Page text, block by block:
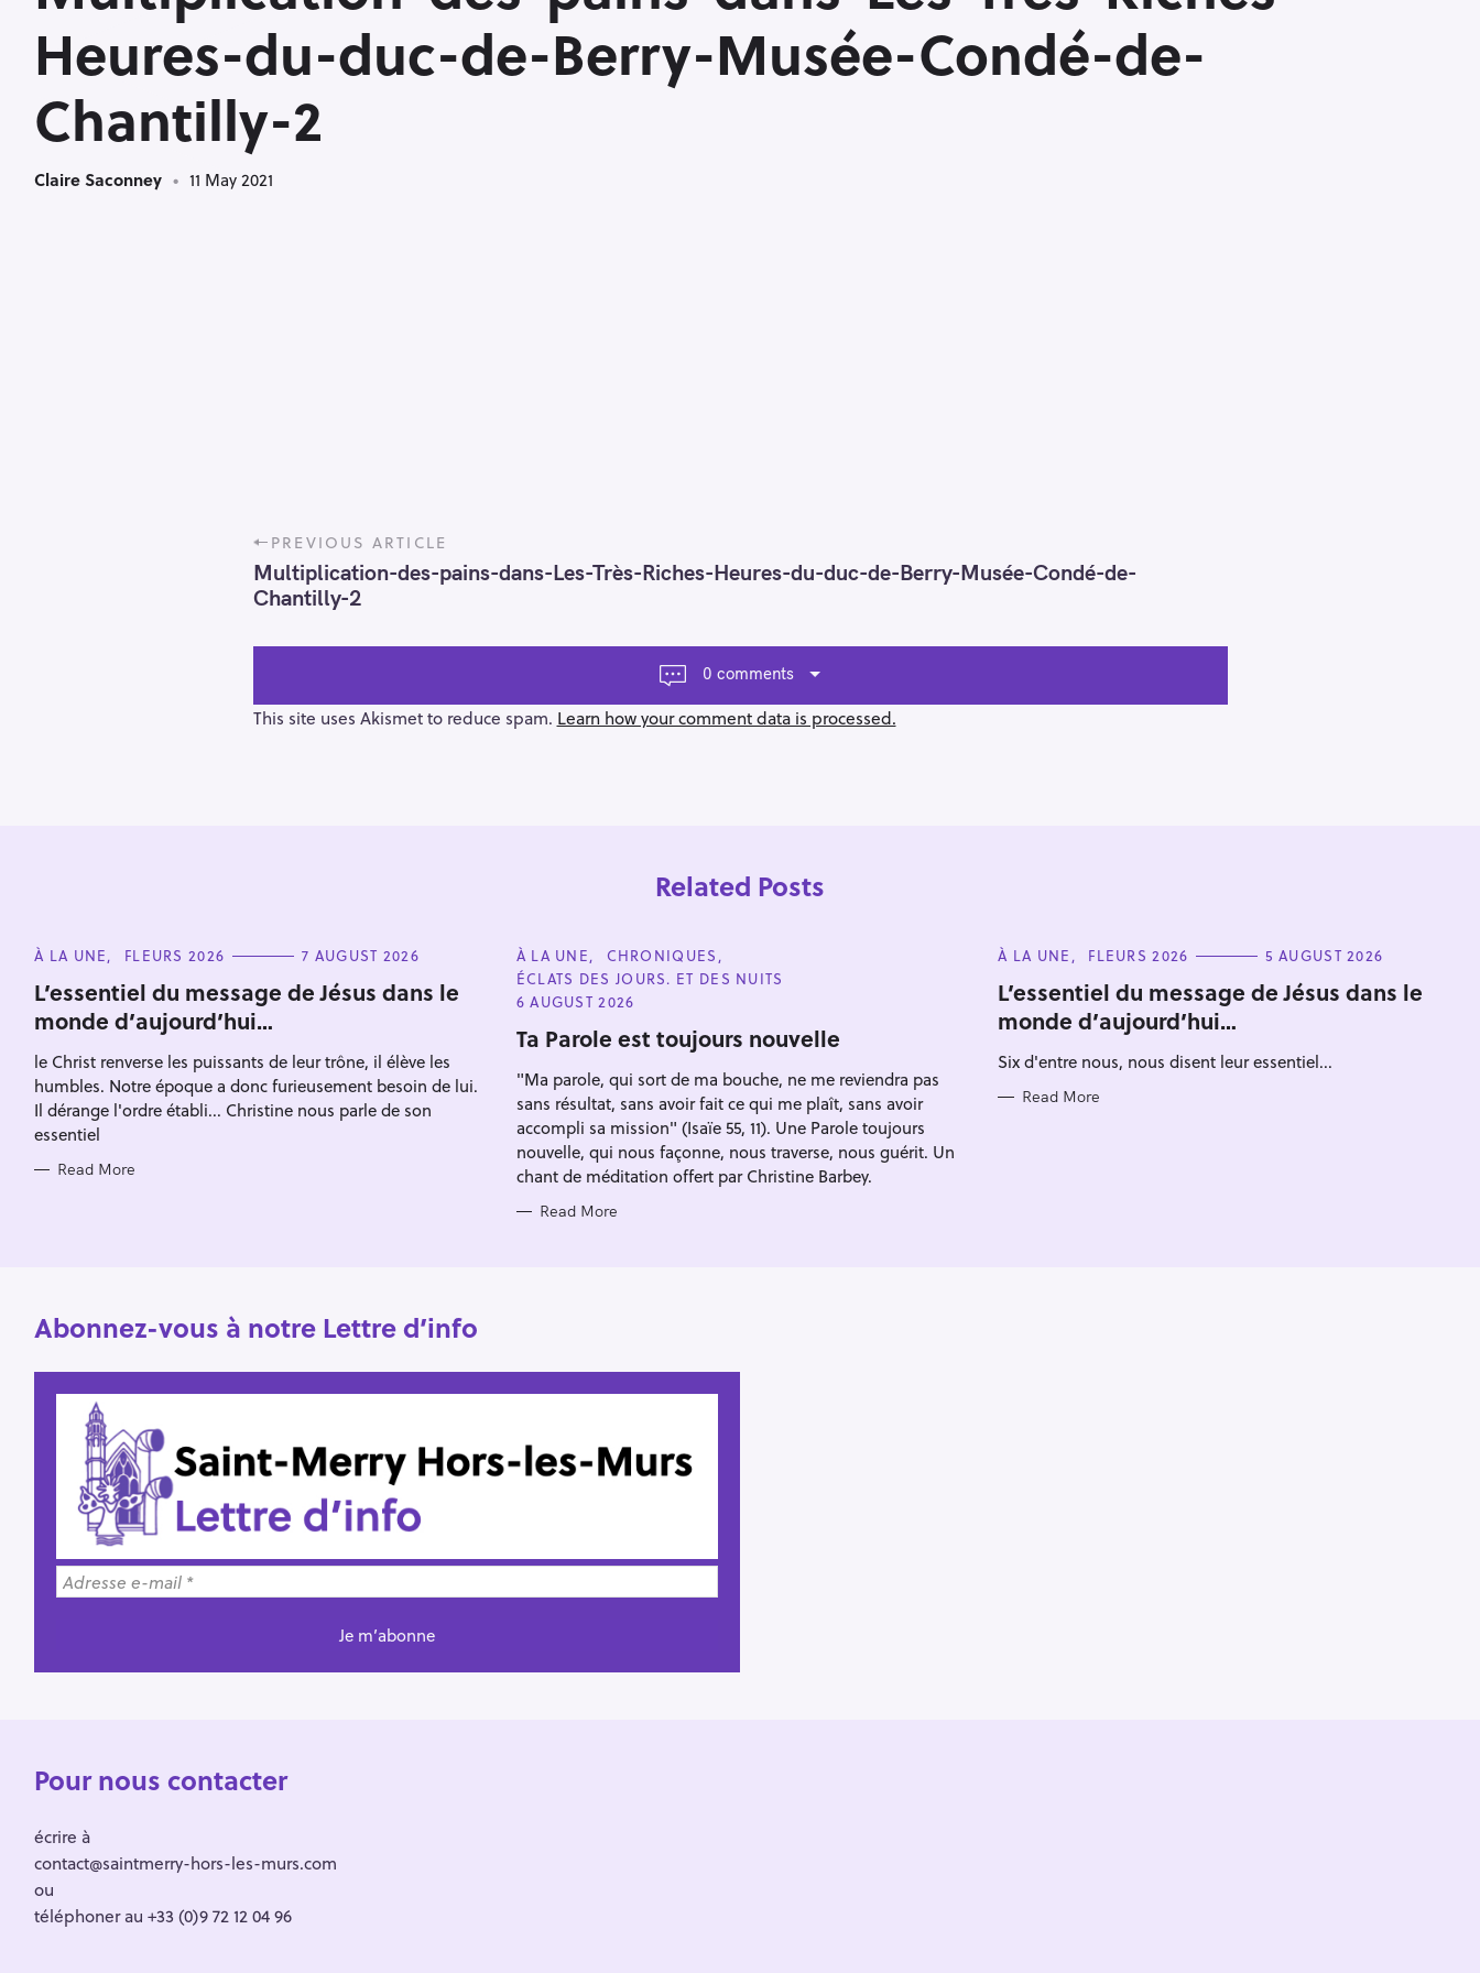
Heures-du-duc-de-Berry-Musée-Condé-de-
Chantilly-2
Claire Saconney 11 May 2021
P
o
s
t
n
v
i
PREVIOUS ARTICLE
Multiplication-des-pains-dans-Les-Très-Riches-Heures-du-duc-de-Berry-Musée-Condé-de-
Chantilly-2
0 comments
This site uses Akismet to reduce spam. Learn how your comment data is processed.
Related Posts
C
T
E
G
O
I
E
S
À LA UNE FLEURS 2026 7 AUGUST 2026
L’essentiel du message de Jésus dans le
monde d’aujourd’hui…
le Christ renverse les puissants de leur trône, il élève les
humbles. Notre époque a donc furieusement besoin de lui.
Il dérange l'ordre établi... Christine nous parle de son
essentiel
Read More
C
A
T
E
O
R
E
À LA UNE
CHRONIQUES
ÉCLATS DES JOURS. ET DES NUITS
6 AUGUST 2026
Ta Parole est toujours nouvelle
"Ma parole, qui sort de ma bouche, ne me reviendra pas
sans résultat, sans avoir fait ce qui me plaît, sans avoir
accompli sa mission" (Isaïe 55, 11). Une Parole toujours
nouvelle, qui nous façonne, nous traverse, nous guérit. Un
chant de méditation offert par Christine Barbey.
Read More
C
T
E
G
O
I
S
À LA UNE FLEURS 2026 5 AUGUST 2026
L’essentiel du message de Jésus dans le
monde d’aujourd’hui…
Six d'entre nous, nous disent leur essentiel...
Read More
Abonnez-vous à notre Lettre d’info
Pour nous contacter
écrire à
contact@saintmerry-hors-les-murs.com
ou
téléphoner au +33 (0)9 72 12 04 96
c
h
o
r